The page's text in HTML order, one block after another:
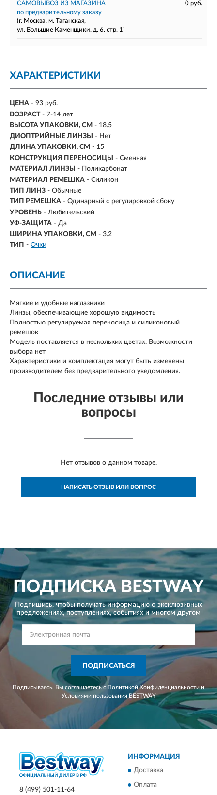
САМОВЫВОЗ ИЗ МАГАЗИНА
0 руб.
по предварительному заказу
(г. Москва, м. Таганская,
ул. Большие Каменщики, д. 6, стр. 1)
ХАРАКТЕРИСТИКИ
ЦЕНА - 93 руб.
ВОЗРАСТ - 7-14 лет
ВЫСОТА УПАКОВКИ, СМ - 18.5
ДИОПТРИЙНЫЕ ЛИНЗЫ
- Нет
ДЛИНА УПАКОВКИ, СМ - 15
КОНСТРУКЦИЯ ПЕРЕНОСИЦЫ
- Сменная
МАТЕРИАЛ ЛИНЗЫ
- Поликарбонат
МАТЕРИАЛ РЕМЕШКА - Силикон
ТИП ЛИНЗ - Обычные
ТИП РЕМЕШКА - Одинарный с регулировкой сбоку
УРОВЕНЬ - Любительский
УФ-ЗАЩИТА - Да
ШИРИНА УПАКОВКИ, СМ - 3.2
ТИП - Очки
ОПИСАНИЕ
Мягкие и удобные наглазники
Линзы, обеспечивающие хорошую видимость
Полностью регулируемая переносица и силиконовый
ремешок
Модель поставляется в нескольких цветах. Возможности
выбора нет
Характеристики и комплектация могут быть изменены
производителем без предварительного уведомления.
Последние отзывы или
вопросы
Нет отзывов о данном товаре.
НАПИСАТЬ ОТЗЫВ ИЛИ ВОПРОС
ПОДПИСКАBESTWAY
Подпишись, чтобы получать информацию о эксклюзивных
предложениях,поступлениях, событиях и многом другом
ПОДПИСАТЬСЯ
Подписываясь, Вы соглашаетесь с Политикой Конфиденциальности и
Условиями пользованияBESTWAY
8 (499) 501-11-64
ИНФОРМАЦИЯ
Доставка
Оплата